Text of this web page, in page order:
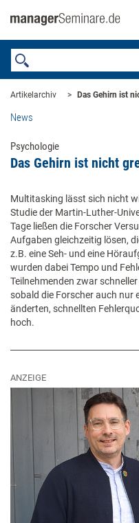
Artikelarchiv Das Gehirn ist
News
Psychologie
Das Gehirn ist nicht
Multitasking lässt sich nicht
Studie der Martin-Luther-
Tage ließen die Forscher
Aufgaben gleichzeitig lösen,
z.B. eine Seh- und eine
wurden dabei Tempo und
Teilnehmenden zwar
sobald die Forscher auch nur
änderten, schnellten
hoch.
ANZEIGE